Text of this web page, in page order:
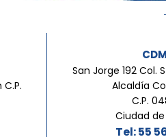
San Jorge 192 Col.
Alcaldía
C.P.
Ciudad
Tel: 55